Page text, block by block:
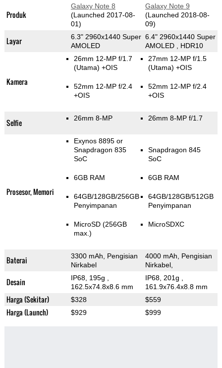
Produk
Galaxy Note 8
(Launched 2017-08-
01)
Galaxy Note 9
(Launched 2018-08-
09)
Layar
6.3" 2960x1440 Super
AMOLED
6.4" 2960x1440 Super
AMOLED , HDR10
Kamera
26mm 12-MP f/1.7
(Utama) +OIS
52mm 12-MP f/2.4
+OIS
27mm 12-MP f/1.5
(Utama) +OIS
52mm 12-MP f/2.4
+OIS
Selfie 26mm 8-MP 26mm 8-MP f/1.7
Prosesor, Memori
Exynos 8895 or
Snapdragon 835
SoC
6GB RAM
64GB/128GB/256GB
Penyimpanan
MicroSD (256GB
max.)
Snapdragon 845
SoC
6GB RAM
64GB/128GB/512GB
Penyimpanan
MicroSDXC
Baterai
3300 mAh, Pengisian
Nirkabel
4000 mAh, Pengisian
Nirkabel,
Desain IP68, 195g
162.5x74.8x8.6 mm
IP68, 201g
161.9x76.4x8.8 mm
Harga (Sekitar) $328 $559
Harga (Launch) $929 $999